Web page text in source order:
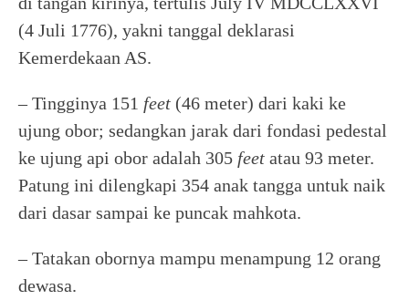
(4 Juli 1776), yakni tanggal deklarasi
Kemerdekaan AS.
– Tingginya 151 feet (46 meter) dari kaki ke
ujung obor; sedangkan jarak dari fondasi pedestal
ke ujung api obor adalah 305 feet atau 93 meter.
Patung ini dilengkapi 354 anak tangga untuk naik
dari dasar sampai ke puncak mahkota.
– Tatakan obornya mampu menampung 12 orang
dewasa.